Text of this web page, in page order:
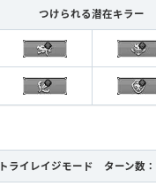
つけられる潜在キラー
トライレイジモード ターン数